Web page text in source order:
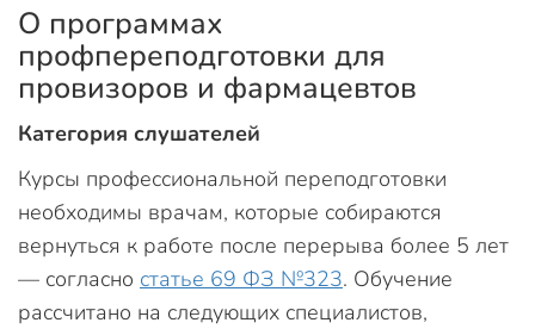
О программах
профпереподготовки для
провизоров и фармацевтов
Категория слушателей
Курсы профессиональной переподготовки
необходимы врачам, которые собираются
вернуться к работе после перерыва более 5 лет
— согласно статье 69 ФЗ №323. Обучение
рассчитано на следующих специалистов,